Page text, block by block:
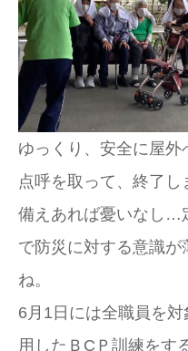
ゆっくり、安全に屋
点呼を取って、終了し
備えあれば憂いなし…
で防災に対する意識
ね。
6月1日には全職員を
用したＢCＰ訓練をす